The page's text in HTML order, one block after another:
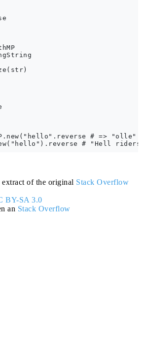
# => "olle"
of the original Stack Overflow
BY-SA 3.0
an Stack Overflow